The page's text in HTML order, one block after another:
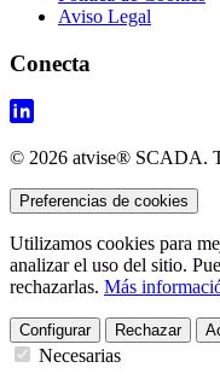
Aviso Legal
Conecta
© 2026 atvise® SCADA.
Preferencias de cookies
Utilizamos cookies para
analizar el uso del sitio.
rechazarlas. Más
Configurar Rechazar
Necesarias